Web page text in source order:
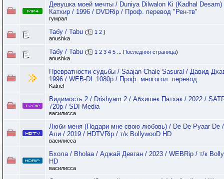
Девушка моей мечты / Duniya Dilwalon Ki (Kadhal Desam)
Катхир / 1996 / DVDRip / Проф. перевод "Рен-тв"
гумрал
Табу / Tabu ( 1 2 )
anushka
Табу / Tabu ( 1 2 3 4 5 Последняя страница)
anushka
Превратности судьбы / Saajan Chale Sasural / Давид
1996 / WEB-DL 1080p / Проф. многогол. перевод
Katriel
Видимость 2 / Drishyam 2 / Абхишек Патхак / 2022 /
720p / SDI Media
василисса
Люби меня (Подари мне свою любовь) / De De Pyaar De
Али / 2019 / HDTVRip / т/к BollywooD HD
василисса
Бхола / Bholaa / Аджай Девган / 2023 / WEBRip / т/к
HD
василисса